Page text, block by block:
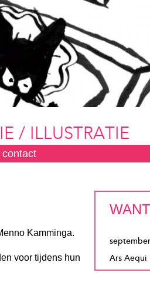
/ ILLUSTRATIE
contact
Ars Aequi
Kamminga.
voor tijdens hun